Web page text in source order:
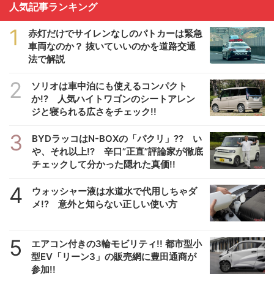
人気記事ランキング
1
赤灯だけでサイレンなしのパトカーは緊急
車両なのか？ 抜いていいのかを道路交通
法で解説
2
ソリオは車中泊にも使えるコンパクト
か!? 人気ハイトワゴンのシートアレン
ジと寝られる広さをチェック!!
3
BYDラッコはN-BOXの「パクリ」?? い
や、それ以上!? 辛口”正直”評論家が徹底
チェックして分かった隠れた真価!!
4
ウォッシャー液は水道水で代用しちゃダ
メ!? 意外と知らない正しい使い方
5
エアコン付きの3輪モビリティ!! 都市型小
型EV「リーン3」の販売網に豊田通商が
参加!!